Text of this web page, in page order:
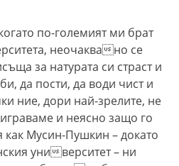
по-големият ми брат
неочаквано се
за натурата си страст и
да пости, да води чист и
ние, дори най-зрелите, не
и неясно защо го
Мусин-Пушкин – докато
университет – ни